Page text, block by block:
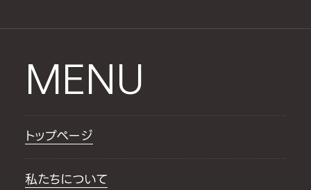
MENU
トップページ
私たちについて